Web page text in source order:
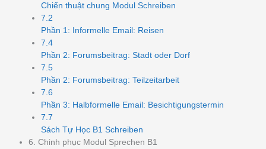
Chiến thuật chung Modul Schreiben
7.2
Phần 1: Informelle Email: Reisen
7.4
Phần 2: Forumsbeitrag: Stadt oder Dorf
7.5
Phần 2: Forumsbeitrag: Teilzeitarbeit
7.6
Phần 3: Halbformelle Email: Besichtigungstermin
7.7
Sách Tự Học B1 Schreiben
6. Chinh phục Modul Sprechen B1